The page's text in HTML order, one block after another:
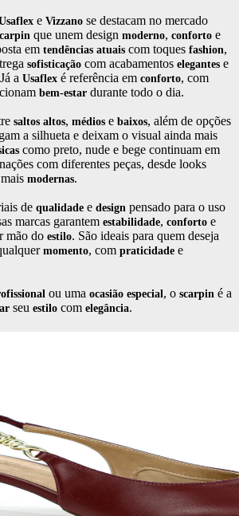
e Vizzano se destacam no mercado
que unem design moderno, conforto e
em tendências atuais com toques fashion,
sofisticação com acabamentos elegantes e
a Usaflex é referência em conforto, com
bem-estar durante todo o dia.
saltos altos, médios e baixos, além de opções
a silhueta e deixam o visual ainda mais
como preto, nude e bege continuam em
com diferentes peças, desde looks
modernas.
de qualidade e design pensado para o uso
marcas garantem estabilidade, conforto e
mão do estilo. São ideais para quem deseja
momento, com praticidade e
ou uma ocasião especial, o scarpin é a
seu estilo com elegância.